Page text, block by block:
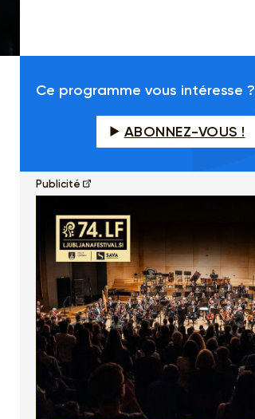
Ce programme vous intéresse ?
ABONNEZ-VOUS !
Publicité